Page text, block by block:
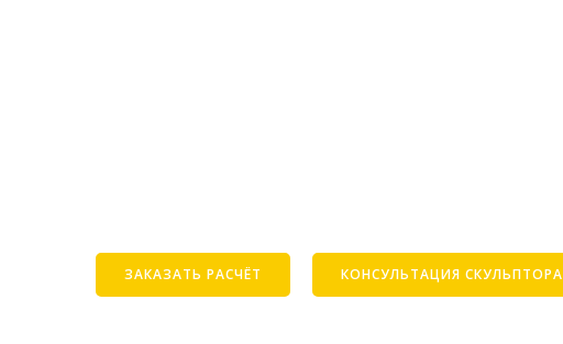
ЗАКАЗАТЬ РАСЧЁТ КОНСУЛЬТАЦИЯ СКУЛЬПТОРА